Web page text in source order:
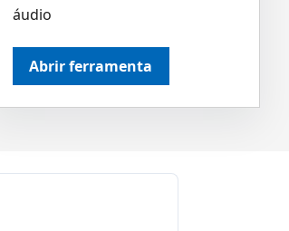
áudio
Abrir ferramenta